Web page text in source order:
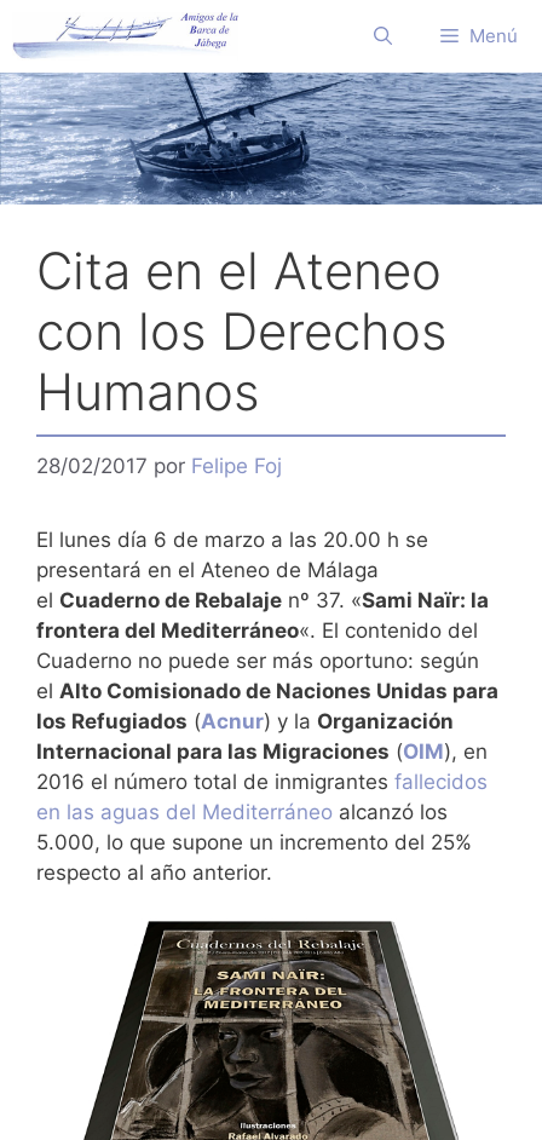
al
contenido
Menú
Cita en el Ateneo
con los Derechos
Humanos
28/02/2017 por Felipe Foj
El lunes día 6 de marzo a las 20.00 h se
presentará en el Ateneo de Málaga
el Cuaderno de Rebalaje nº 37. «Sami Naïr: la
frontera del Mediterráneo«. El contenido del
Cuaderno no puede ser más oportuno: según
el Alto Comisionado de Naciones Unidas para
los Refugiados (Acnur) y la Organización
Internacional para las Migraciones (OIM), en
2016 el número total de inmigrantes fallecidos
en las aguas del Mediterráneo alcanzó los
5.000, lo que supone un incremento del 25%
respecto al año anterior.